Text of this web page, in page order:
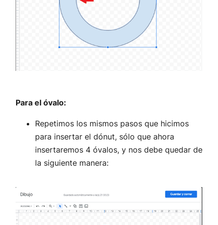
Para el óvalo:
Repetimos los mismos pasos que hicimos
para insertar el dónut, sólo que ahora
insertaremos 4 óvalos, y nos debe quedar de
la siguiente manera: